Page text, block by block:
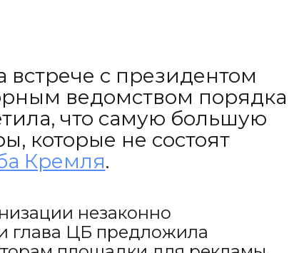
с президентом
ведомством порядка
что самую большую
которые не состоят
Кремля.
незаконно
глава ЦБ предложила